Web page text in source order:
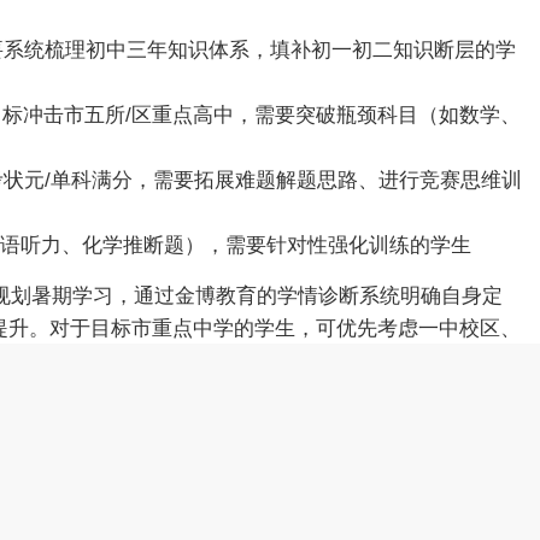
统梳理初中三年知识体系，填补初一初二知识断层的学
冲击市五所/区重点高中，需要突破瓶颈科目（如数学、
元/单科满分，需要拓展难题解题思路、进行竞赛思维训
听力、化学推断题），需要针对性强化训练的学生
划暑期学习，通过金博教育的学情诊断系统明确自身定
。对于目标市重点中学的学生，可优先考虑一中校区、